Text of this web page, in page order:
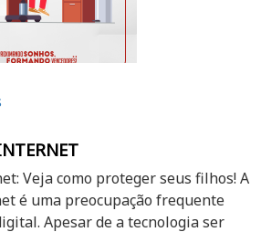
Veja como proteger seus filhos! A
é uma preocupação frequente
Apesar de a tecnologia ser